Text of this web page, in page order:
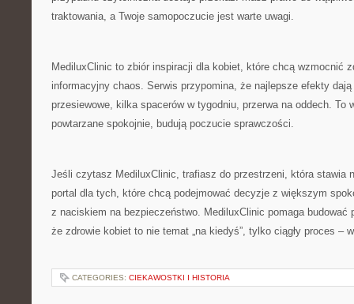
traktowania, a Twoje samopoczucie jest warte uwagi.
MediluxClinic to zbiór inspiracji dla kobiet, które chcą wzmocnić
informacyjny chaos. Serwis przypomina, że najlepsze efekty dają
przesiewowe, kilka spacerów w tygodniu, przerwa na oddech. To
powtarzane spokojnie, budują poczucie sprawczości.
Jeśli czytasz MediluxClinic, trafiasz do przestrzeni, która stawia
portal dla tych, które chcą podejmować decyzje z większym
z naciskiem na bezpieczeństwo. MediluxClinic pomaga budować
że zdrowie kobiet to nie temat „na kiedyś”, tylko ciągły proces –
CATEGORIES: CIEKAWOSTKI I HISTORIA